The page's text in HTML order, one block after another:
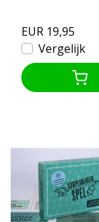
EUR 19,95
Vergelijk